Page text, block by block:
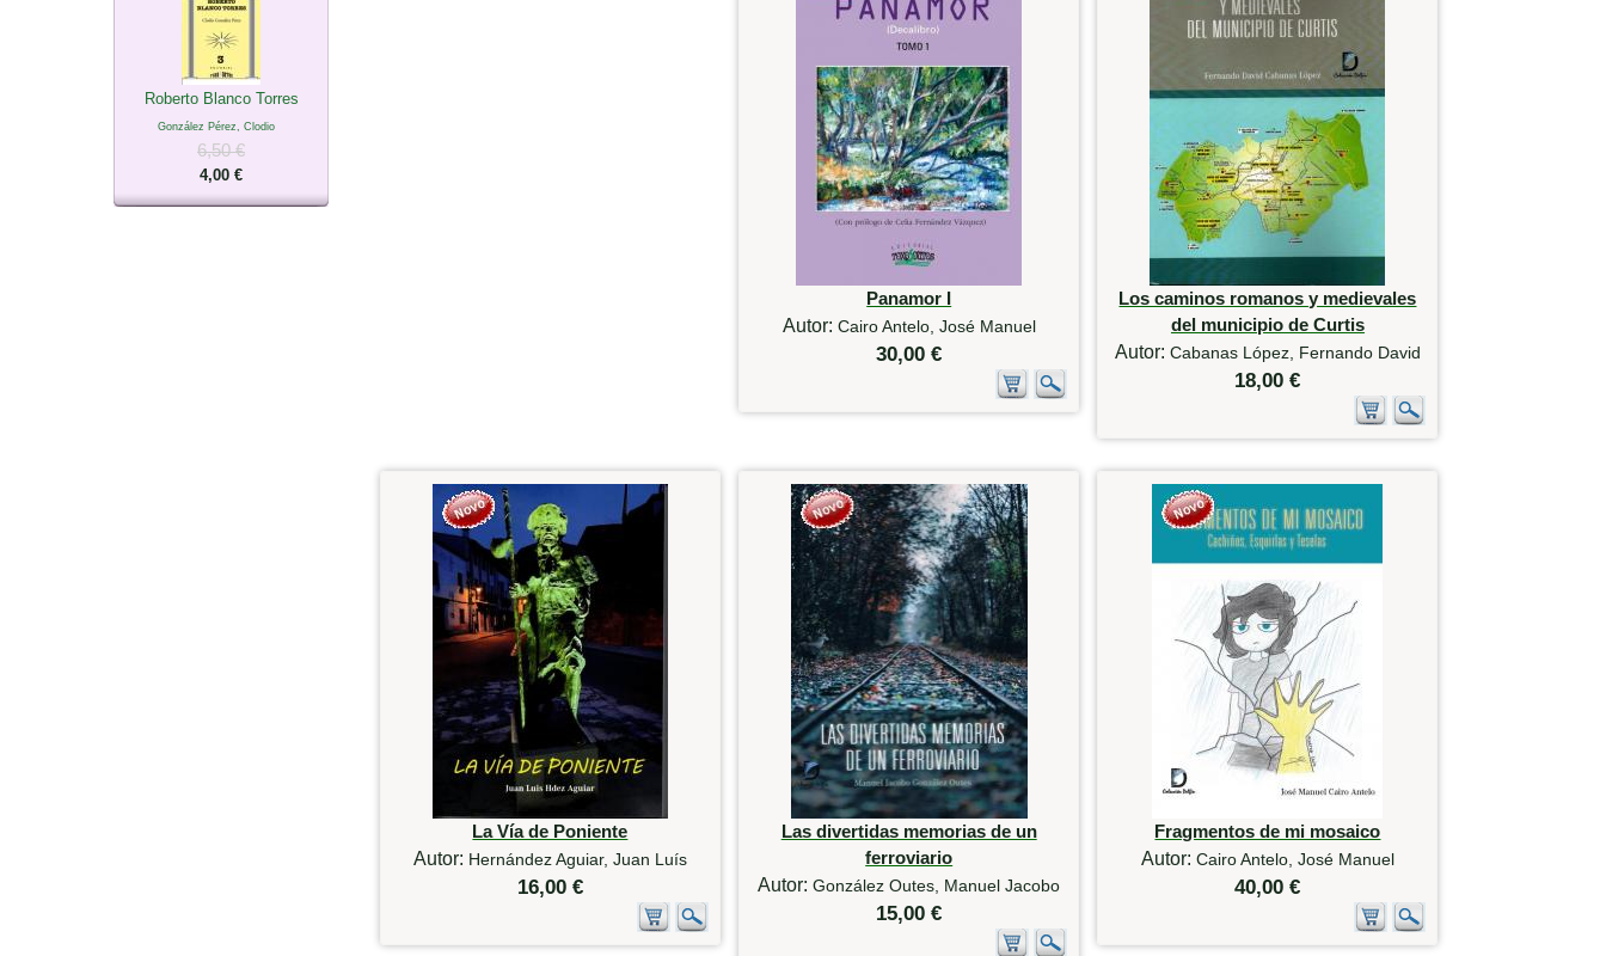
Roberto Blanco Torres
González Pérez, Clodio
6,50 €
4,00 €
Panamor I
Autor: Cairo Antelo, José Manuel
30,00 €
Los caminos romanos y medievales
del municipio de Curtis
Autor: Cabanas López, Fernando David
18,00 €
La Vía de Poniente
Autor: Hernández Aguiar, Juan Luís
16,00 €
Las divertidas memorias de un
ferroviario
Autor:González Outes, Manuel Jacobo
15,00 €
Fragmentos de mi mosaico
Autor: Cairo Antelo, José Manuel
40,00 €